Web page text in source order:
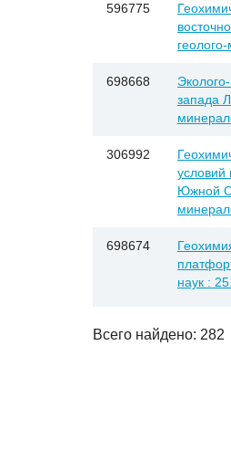
596775
698668
запада
306992
условий
Южной
698674
наук :
Всего найдено: 282